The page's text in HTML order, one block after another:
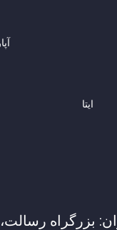
ایتا
بزرگراه